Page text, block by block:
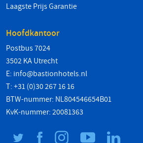
Laagste Prijs Garantie
Hoofdkantoor
Postbus 7024
3502 KA Utrecht
E: info@bastionhotels.nl
T: +31 (0)30 267 16 16
BTW-nummer: NL804546654B01
KvK-nummer: 20081363